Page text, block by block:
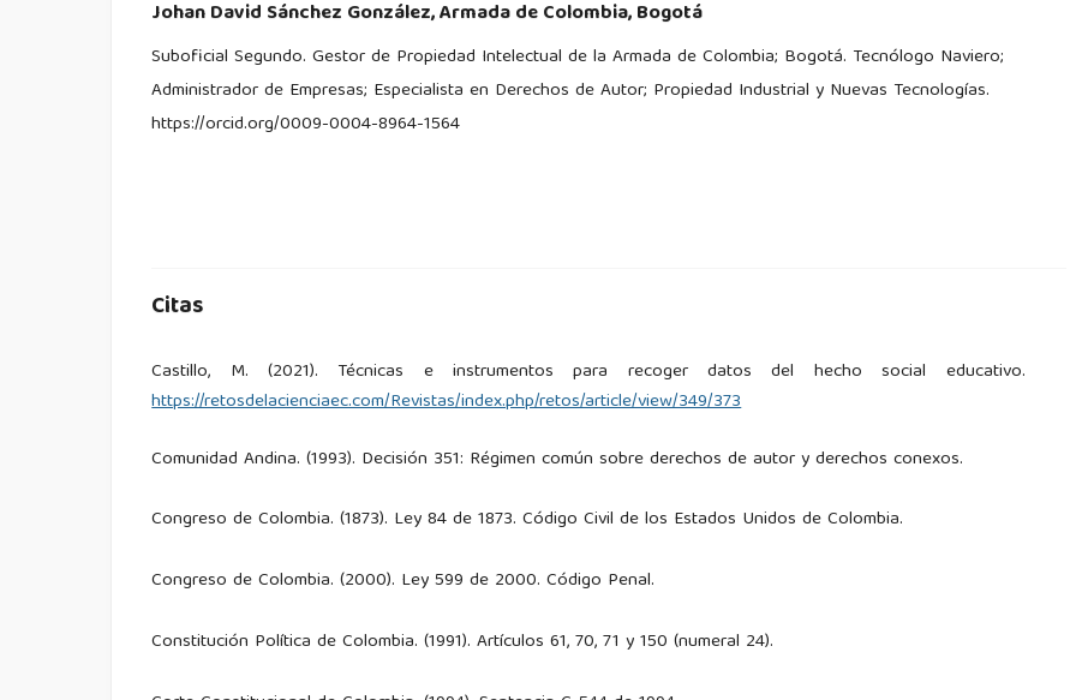
Johan David Sánchez González,Armada de Colombia, Bogotá
Suboficial Segundo. Gestor de Propiedad Intelectual de la Armada de Colombia; Bogotá. Tecnólogo Naviero;
Administrador de Empresas; Especialista en Derechos de Autor; Propiedad Industrial y Nuevas Tecnologías.
https://orcid.org/0009-0004-8964-1564
Citas
Castillo, M. (2021). Técnicas e instrumentos para recoger datos del hecho social educativo.
https://retosdelacienciaec.com/Revistas/index.php/retos/article/view/349/373
Comunidad Andina. (1993). Decisión 351: Régimen común sobre derechos de autor y derechos conexos.
Congreso de Colombia. (1873). Ley 84 de 1873. Código Civil de los Estados Unidos de Colombia.
Congreso de Colombia. (2000). Ley 599 de 2000. Código Penal.
Constitución Política de Colombia. (1991). Artículos 61, 70, 71 y 150 (numeral 24).